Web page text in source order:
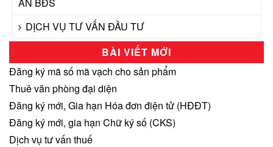
DỊCH VỤ TƯ VẤN ĐẦU TƯ
BÀI VIẾT MỚI
Đăng ký mã số mã vạch cho sản phẩm
Thuê văn phòng đại diện
Đăng ký mới, Gia hạn Hóa đơn điện tử (HĐĐT)
Đăng ký mới, gia hạn Chữ ký số (CKS)
Dịch vụ tư vấn thuế